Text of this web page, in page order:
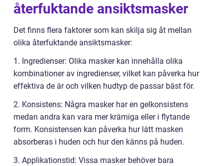
återfuktande ansiktsmasker
Det finns flera faktorer som kan skilja sig åt mellan
olika återfuktande ansiktsmasker:
1. Ingredienser: Olika masker kan innehålla olika
kombinationer av ingredienser, vilket kan påverka hur
effektiva de är och vilken hudtyp de passar bäst för.
2. Konsistens: Några masker har en gelkonsistens
medan andra kan vara mer krämiga eller i flytande
form. Konsistensen kan påverka hur lätt masken
absorberas i huden och hur den känns på huden.
3. Applikationstid: Vissa masker behöver bara